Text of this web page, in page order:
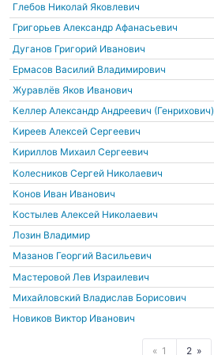
Глебов Николай Яковлевич
Григорьев Александр Афанасьевич
Дуганов Григорий Иванович
Ермасов Василий Владимирович
Журавлёв Яков Иванович
Келлер Александр Андреевич (Генрихович)
Киреев Алексей Сергеевич
Кириллов Михаил Сергеевич
Колесников Сергей Николаевич
Конов Иван Иванович
Костылев Алексей Николаевич
Лозин Владимир
Мазанов Георгий Васильевич
Мастеровой Лев Израилевич
Михайловский Владислав Борисович
Новиков Виктор Иванович
1 2